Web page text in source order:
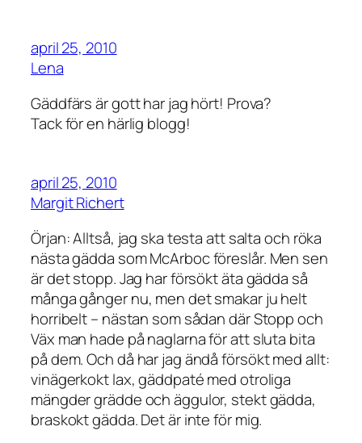
april 25, 2010
Lena
Gäddfärs är gott har jag hört! Prova?
Tack för en härlig blogg!
april 25, 2010
Margit Richert
Örjan: Alltså, jag ska testa att salta och röka
nästa gädda som McArboc föreslår. Men sen
är det stopp. Jag har försökt äta gädda så
många gånger nu, men det smakar ju helt
horribelt – nästan som sådan där Stopp och
Väx man hade på naglarna för att sluta bita
på dem. Och då har jag ändå försökt med allt:
vinägerkokt lax, gäddpaté med otroliga
mängder grädde och äggulor, stekt gädda,
braskokt gädda. Det är inte för mig.